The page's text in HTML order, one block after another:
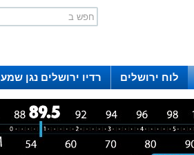
לוח ירושלים
רדיו ירושלים נגן שמע